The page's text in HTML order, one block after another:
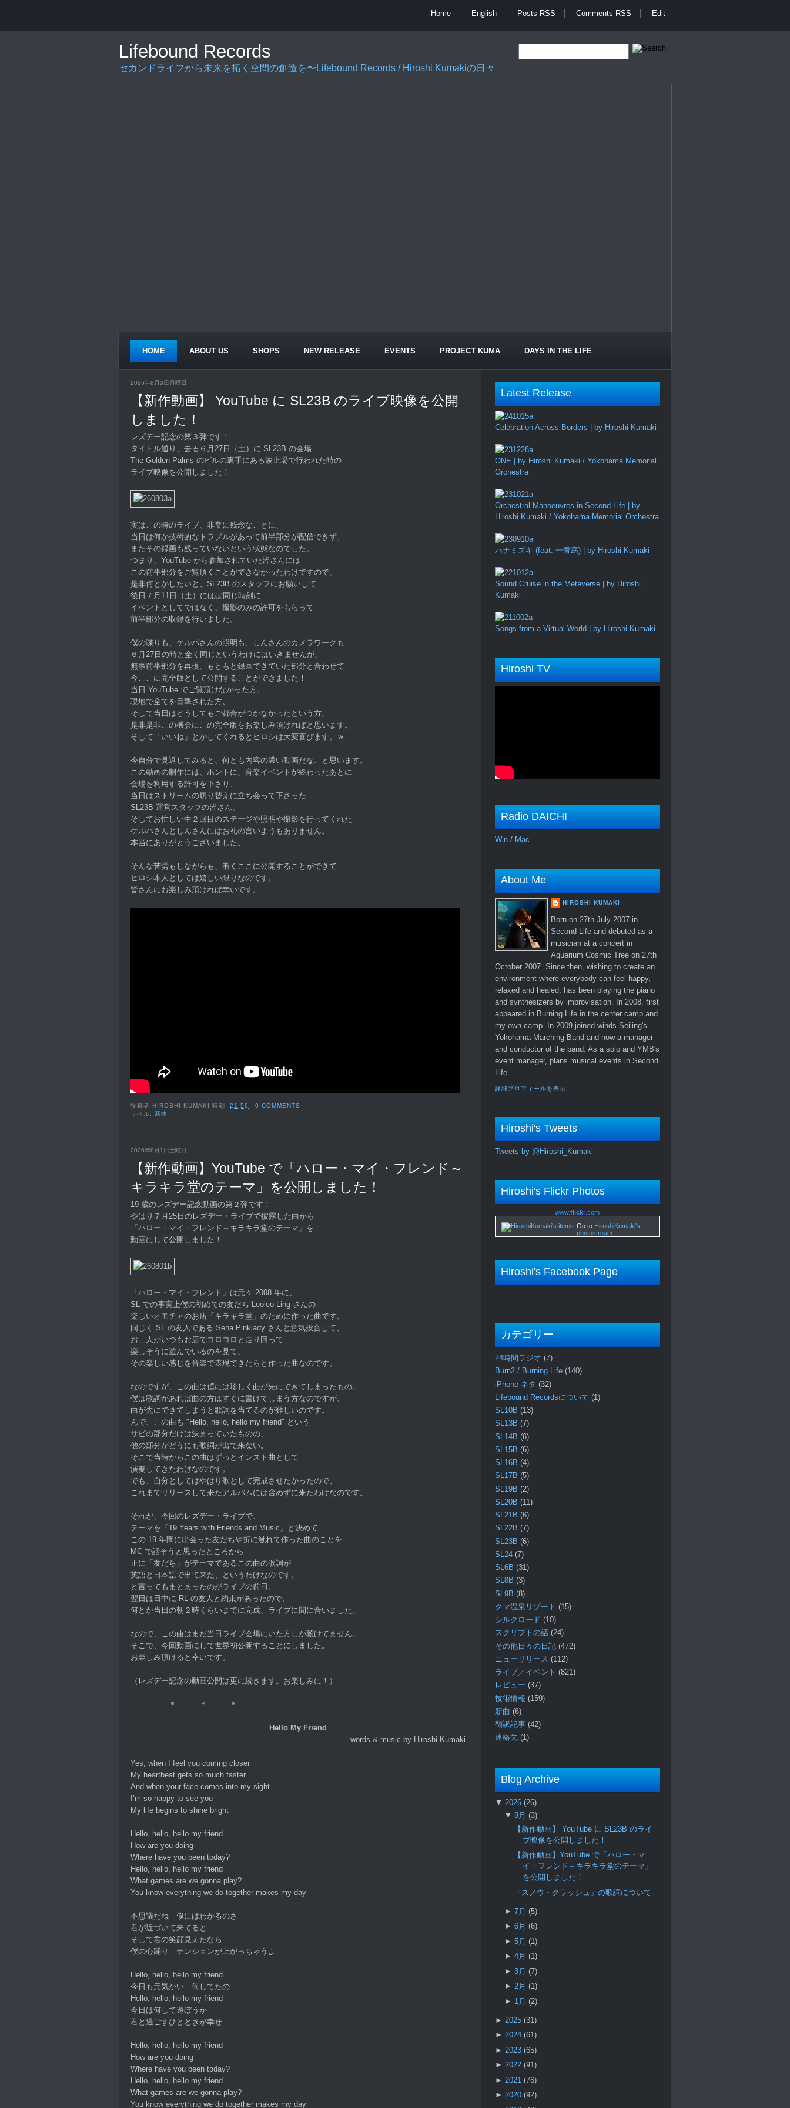
Home English Posts RSS Comments RSS Edit
Lifebound Records
セカンドライフから未来を拓く空間の創造を〜Lifebound Records / Hiroshi Kumakiの日々
HOME ABOUT US SHOPS NEW RELEASE EVENTS PROJECT KUMA DAYS IN THE LIFE
2026年8月3日月曜日
【新作動画】 YouTube に SL23B のライブ映像を公開
しました！
レズデー記念の第３弾です！
タイトル通り、去る６月27日（土）に SL23B の会場
The Golden Palms のビルの裏手にある波止場で行われた時の
ライブ映像を公開しました！
実はこの時のライブ、非常に残念なことに、
当日は何か技術的なトラブルがあって前半部分が配信できず、
またその録画も残っていないという状態なのでした。
つまり、YouTube から参加されていた皆さんには
この前半部分をご覧頂くことができなかったわけですので、
是非何とかしたいと、SL23B のスタッフにお願いして
後日７月11日（土）にほぼ同じ時刻に
イベントとしてではなく、撮影のみの許可をもらって
前半部分の収録を行いました。
僕の喋りも、ケルパさんの照明も、しんさんのカメラワークも
６月27日の時と全く同じというわけにはいきませんが、
無事前半部分を再現、もともと録画できていた部分と合わせて
今ここに完全版として公開することができました！
当日 YouTube でご覧頂けなかった方、
現地で全てを目撃された方、
そして当日はどうしてもご都合がつかなかったという方、
是非是非この機会にこの完全版をお楽しみ頂ければと思います。
そして「いいね」とかしてくれるとヒロシは大変喜びます。ｗ
今自分で見返してみると、何とも内容の濃い動画だな、と思います。
この動画の制作には、ホントに、音楽イベントが終わったあとに
会場を利用する許可を下さり、
当日はストリームの切り替えに立ち会って下さった
SL23B 運営スタッフの皆さん、
そしてお忙しい中２回目のステージや照明や撮影を行ってくれた
ケルパさんとしんさんにはお礼の言いようもありません。
本当にありがとうございました。
そんな苦労もしながらも、漸くここに公開することができて
ヒロシ本人としては嬉しい限りなのです。
皆さんにお楽しみ頂ければ幸いです。
投稿者 HIROSHI KUMAKI 時刻:21:56
0 COMMENTS
ラベル:新曲
2026年8月1日土曜日
【新作動画】YouTube で「ハロー・マイ・フレンド～
キラキラ堂のテーマ」を公開しました！
19 歳のレズデー記念動画の第２弾です！
やはり７月25日のレズデー・ライブで披露した曲から
「ハロー・マイ・フレンド～キラキラ堂のテーマ」を
動画にして公開しました！
「ハロー・マイ・フレンド」は元々 2008 年に、
SL での事実上僕の初めての友だち Leoleo Ling さんの
楽しいオモチャのお店「キラキラ堂」のために作った曲です。
同じく SL の友人である Sena Pinklady さんと意気投合して、
お二人がいつもお店でコロコロと走り回って
楽しそうに遊んでいるのを見て、
その楽しい感じを音楽で表現できたらと作った曲なのです。
なのですが、この曲は僕には珍しく曲が先にできてしまったもの。
僕は歌詞があれば曲の方はすぐに書けてしまう方なのですが、
曲が先にできてしまうと歌詞を当てるのが難しいのです。
んで、この曲も "Hello, hello, hello my friend" という
サビの部分だけは決まっていたものの、
他の部分がどうにも歌詞が出て来ない。
そこで当時からこの曲はずっとインスト曲として
演奏してきたわけなのです。
でも、自分としてはやはり歌として完成させたかったので、
これまでリリースして来たアルバムには含めずに来たわけなのです。
それが、今回のレズデー・ライブで、
テーマを「19 Years with Friends and Music」と決めて
この 19 年間に出会った友だちや折に触れて作った曲のことを
MC で話そうと思ったところから
正に「友だち」がテーマであるこの曲の歌詞が
英語と日本語で出て来た、というわけなのです。
と言ってもまとまったのがライブの前日。
翌日は日中に RL の友人と約束があったので、
何とか当日の朝２時くらいまでに完成、ライブに間に合いました。
なので、この曲はまだ当日ライブ会場にいた方しか聴けてません。
そこで、今回動画にして世界初公開することにしました。
お楽しみ頂けると幸いです。
（レズデー記念の動画公開は更に続きます。お楽しみに！）
＊ ＊ ＊
Hello My Friend
words & music by Hiroshi Kumaki
Yes, when I feel you coming closer
My heartbeat gets so much faster
And when your face comes into my sight
I’m so happy to see you
My life begins to shine bright
Hello, hello, hello my friend
How are you doing
Where have you been today?
Hello, hello, hello my friend
What games are we gonna play?
You know everything we do together makes my day
不思議だね 僕にはわかるのさ
君が近づいて来てると
そして君の笑顔見えたなら
僕の心踊り テンションが上がっちゃうよ
Hello, hello, hello my friend
今日も元気かい 何してたの
Hello, hello, hello my friend
今日は何して遊ぼうか
君と過ごすひとときが幸せ
Hello, hello, hello my friend
How are you doing
Where have you been today?
Hello, hello, hello my friend
What games are we gonna play?
You know everything we do together makes my day
Latest Release
Celebration Across Borders | by Hiroshi Kumaki
ONE | by Hiroshi Kumaki / Yokohama Memorial
Orchestra
Orchestral Manoeuvres in Second Life | by
Hiroshi Kumaki / Yokohama Memorial Orchestra
ハナミズキ (feat. 一青窈) | by Hiroshi Kumaki
Sound Cruise in the Metaverse | by Hiroshi
Kumaki
Songs from a Virtual World | by Hiroshi Kumaki
Hiroshi TV
Radio DAICHI
Win / Mac
About Me
HIROSHI KUMAKI
Born on 27th July 2007 in
Second Life and debuted as a
musician at a concert in
Aquarium Cosmic Tree on 27th
October 2007. Since then, wishing to create an
environment where everybody can feel happy,
relaxed and healed, has been playing the piano
and synthesizers by improvisation. In 2008, first
appeared in Burning Life in the center camp and
my own camp. In 2009 joined winds Seiling's
Yokohama Marching Band and now a manager
and conductor of the band. As a solo and YMB's
event manager, plans musical events in Second
Life.
詳細プロフィールを表示
Hiroshi's Tweets
Tweets by @Hiroshi_Kumaki
Hiroshi's Flickr Photos
www.flickr .com
Go to HiroshiKumaki's
photostream
Hiroshi's Facebook Page
カテゴリー
24時間ラジオ (7)
Burn2 / Burning Life (140)
iPhone ネタ (32)
Lifebound Recordsについて (1)
SL10B (13)
SL13B (7)
SL14B (6)
SL15B (6)
SL16B (4)
SL17B (5)
SL19B (2)
SL20B (11)
SL21B (6)
SL22B (7)
SL23B (6)
SL24 (7)
SL6B (31)
SL8B (3)
SL9B (8)
クマ温泉リゾート (15)
シルクロード (10)
スクリプトの話 (24)
その他日々の日記 (472)
ニューリリース (112)
ライブ／イベント (821)
レビュー (37)
技術情報 (159)
新曲 (6)
翻訳記事 (42)
連絡先 (1)
Blog Archive
▼ 2026 (26)
▼ 8月 (3)
【新作動画】 YouTube に SL23B のライ
ブ映像を公開しました！
【新作動画】YouTube で「ハロー・マ
イ・フレンド～キラキラ堂のテーマ」
を公開しました！
「スノウ・クラッシュ」の歌詞について
► 7月 (5)
► 6月 (6)
► 5月 (1)
► 4月 (1)
► 3月 (7)
► 2月 (1)
► 1月 (2)
► 2025 (31)
► 2024 (61)
► 2023 (65)
► 2022 (91)
► 2021 (76)
► 2020 (92)